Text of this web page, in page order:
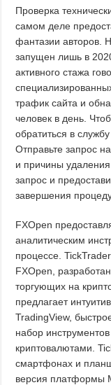
Проверка
самом деле
фантазии авторов.
запущен лишь в
активного стажа
трафик сайта и
человек в день.
обратиться в
Отправьте запрос
и причины
запрос и
завершения
FXOpen
аналитическим
процессе.
FXOpen,
торгующих на
предлагает
TradingView,
набор
криптовалютами.
смартфонах и
версия платформы